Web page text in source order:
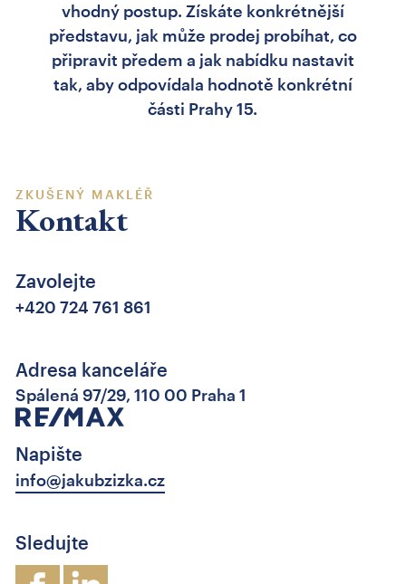
vhodný postup. Získáte konkrétnější
představu, jak může prodej probíhat, co
připravit předem a jak nabídku nastavit
tak, aby odpovídala hodnotě konkrétní
části Prahy 15.
ZKUŠENÝ MAKLÉŘ
Kontakt
Zavolejte
+420 724 761 861
Adresa kanceláře
Spálená 97/29, 110 00 Praha 1
Napište
info@jakubzizka.cz
Sledujte